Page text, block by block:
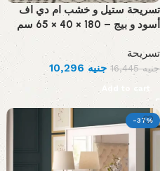
تسريحة ستيل و خشب ام دي اف
أسود و بيج – 180 × 40 × 65 سم
تسريحة
جنيه16,445 جنيه
Add to cart
-37%